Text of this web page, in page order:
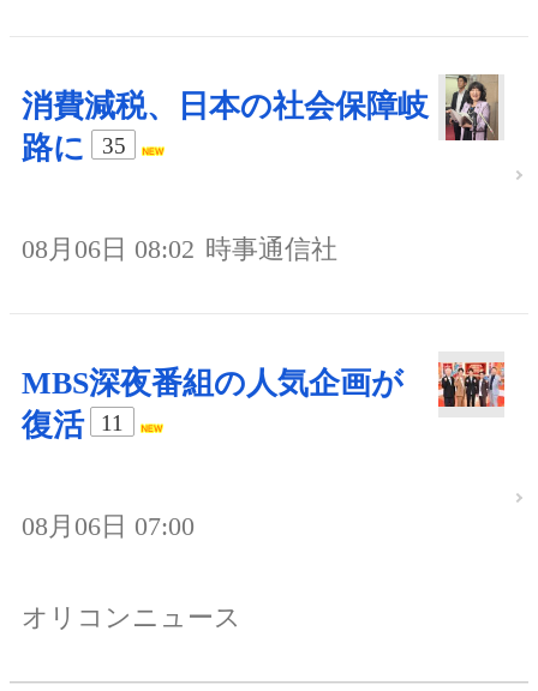
消費減税、日本の社会保障岐
路に
35
08月06日 08:02 時事通信社
MBS深夜番組の人気企画が
復活
11
08月06日 07:00
オリコンニュース